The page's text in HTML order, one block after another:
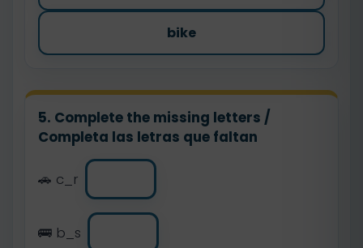
bike
5. Complete the missing letters /
Completa las letras que faltan
🚗 c_r
🚌 b_s